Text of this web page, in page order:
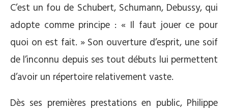
C’est un fou de Schubert, Schumann, Debussy, qui
adopte comme principe : « Il faut jouer ce pour
quoi on est fait. » Son ouverture d’esprit, une soif
de l’inconnu depuis ses tout débuts lui permettent
d’avoir un répertoire relativement vaste.
Dès ses premières prestations en public, Philippe